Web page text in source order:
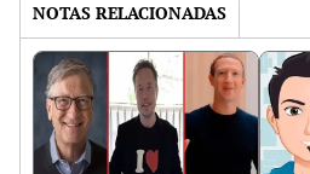
NOTAS RELACIONADAS